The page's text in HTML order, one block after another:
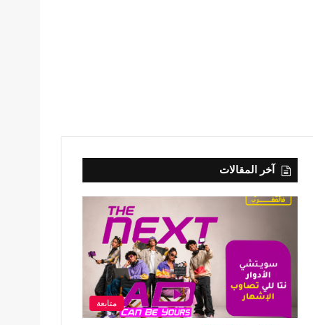
آخر المقالات
متابعة